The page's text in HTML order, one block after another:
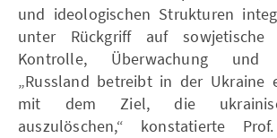
und ideologischen Strukturen
unter Rückgriff auf sowjetische
Kontrolle, Überwachung und
„Russland betreibt in der Ukraine
mit dem Ziel, die
auszulöschen,“ konstatierte